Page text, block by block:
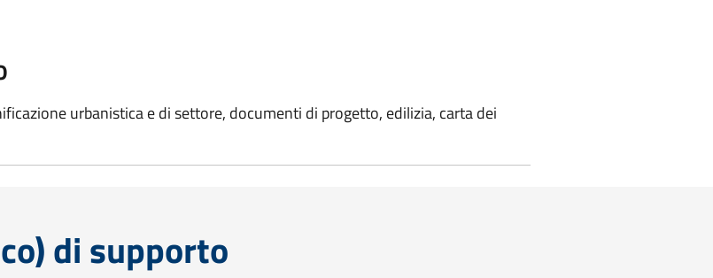
urbanistica e di settore, documenti di progetto, edilizia, carta dei
di supporto